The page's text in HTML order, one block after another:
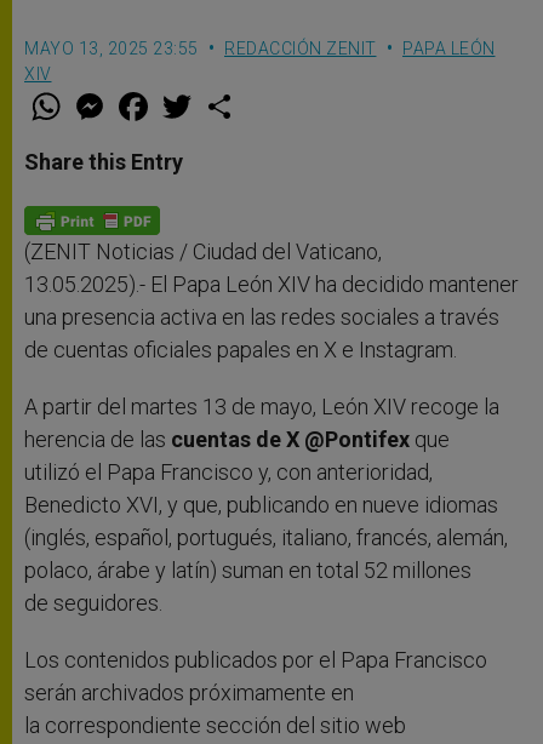
MAYO 13, 2025 23:55 REDACCIÓN ZENIT
PAPA LEÓN
XIV
W
t
s
p
p
M
e
s
e
g
e
r
F
a
e
b
o
k
w
Share this Entry
(ZENIT Noticias / Ciudad del Vaticano,
13.05.2025).- El Papa León XIV ha decidido mantener
una presencia activa en las redes sociales a través
de cuentas oficiales papales en X e Instagram.
A partir del martes 13 de mayo, León XIV recoge la
herencia de las cuentas de X @Pontifex que
utilizó el Papa Francisco y, con anterioridad,
Benedicto XVI, y que, publicando en nueve idiomas
(inglés, español, portugués, italiano, francés, alemán,
polaco, árabe y latín) suman en total 52 millones
de seguidores.
Los contenidos publicados por el Papa Francisco
serán archivados próximamente en
la correspondiente sección del sitio web